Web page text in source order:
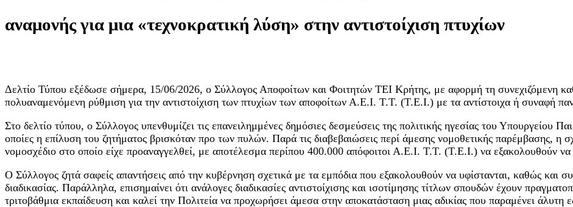
αναμονής για μια «τεχνοκρατική λύση» στην αντιστοίχιση πτυχίων
Δελτίο Τύπου εξέδωσε σήμερα, 15/06/2026, ο Σύλλογος Αποφοίτων και Φοιτητών ΤΕΙ Κρήτης, με αφορμή τη συνεχιζόμενη
πολυαναμενόμενη ρύθμιση για την αντιστοίχιση των πτυχίων των αποφοίτων Α.Ε.Ι. Τ.Τ. (Τ.Ε.Ι.) με τα αντίστοιχα ή συναφή
Στο δελτίο τύπου, ο Σύλλογος υπενθυμίζει τις επανειλημμένες δημόσιες δεσμεύσεις της πολιτικής ηγεσίας του Υπουργείου
οποίες η επίλυση του ζητήματος βρισκόταν προ των πυλών. Παρά τις διαβεβαιώσεις περί άμεσης νομοθετικής παρέμβασης, η
νομοσχέδιο στο οποίο είχε προαναγγελθεί, με αποτέλεσμα περίπου 400.000 απόφοιτοι Α.Ε.Ι. Τ.Τ. (Τ.Ε.Ι.) να εξακολουθούν να
Ο Σύλλογος ζητά σαφείς απαντήσεις από την κυβέρνηση σχετικά με τα εμπόδια που εξακολουθούν να υφίστανται, καθώς και
διαδικασίας. Παράλληλα, επισημαίνει ότι ανάλογες διαδικασίες αντιστοίχισης και ισοτίμησης τίτλων σπουδών έχουν
τριτοβάθμια εκπαίδευση και καλεί την Πολιτεία να προχωρήσει άμεσα στην αποκατάσταση μιας αδικίας που παραμένει άλυτη